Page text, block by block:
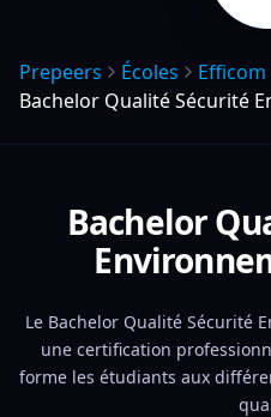
Prepeers Écoles Efficom
Bachelor Qualité Sécurité
Bachelor
Le Bachelor Qualité Sécurité
une certification
forme les étudiants aux